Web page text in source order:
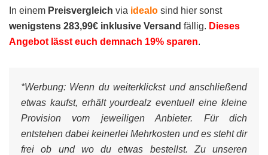
In einem Preisvergleich via idealo sind hier sonst
wenigstens 283,99€ inklusive Versand fällig. Dieses
Angebot lässt euch demnach 19% sparen.
*Werbung: Wenn du weiterklickst und anschließend
etwas kaufst, erhält yourdealz eventuell eine kleine
Provision vom jeweiligen Anbieter. Für dich
entstehen dabei keinerlei Mehrkosten und es steht dir
frei ob und wo du etwas bestellst. Zu unseren